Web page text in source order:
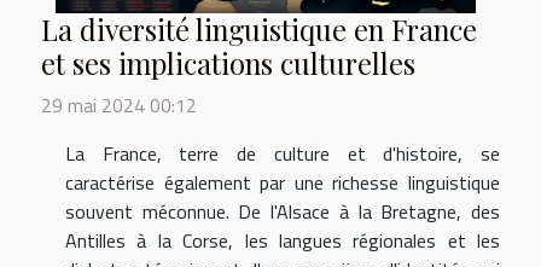
La diversité linguistique en France
et ses implications culturelles
29 mai 2024 00:12
La France, terre de culture et d'histoire, se
caractérise également par une richesse linguistique
souvent méconnue. De l'Alsace à la Bretagne, des
Antilles à la Corse, les langues régionales et les